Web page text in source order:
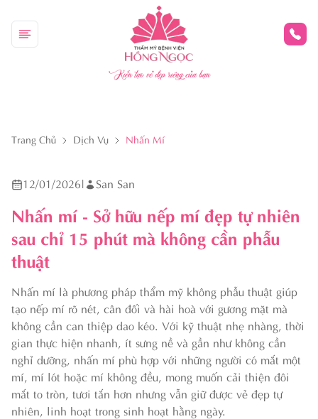
Kiến tạo vẻ đẹp riêng của bạn
Trang Chủ Dịch Vụ Nhấn Mí
12/01/2026| San San
Nhấn mí - Sở hữu nếp mí đẹp tự nhiên
sau chỉ 15 phút mà không cần phẫu
thuật
Nhấn mí là phương pháp thẩm mỹ không phẫu thuật giúp
tạo nếp mí rõ nét, cân đối và hài hoà với gương mặt mà
không cần can thiệp dao kéo. Với kỹ thuật nhẹ nhàng, thời
gian thực hiện nhanh, ít sưng nề và gần như không cần
nghỉ dưỡng, nhấn mí phù hợp với những người có mắt một
mí, mí lót hoặc mí không đều, mong muốn cải thiện đôi
mắt to tròn, tươi tắn hơn nhưng vẫn giữ được vẻ đẹp tự
nhiên, linh hoạt trong sinh hoạt hằng ngày.